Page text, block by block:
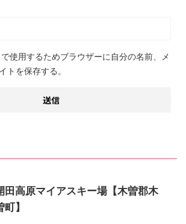
使用するためブラウザーに自分の名前、メ
トを保存する。
田高原マイアスキー場【木曽郡木
町】